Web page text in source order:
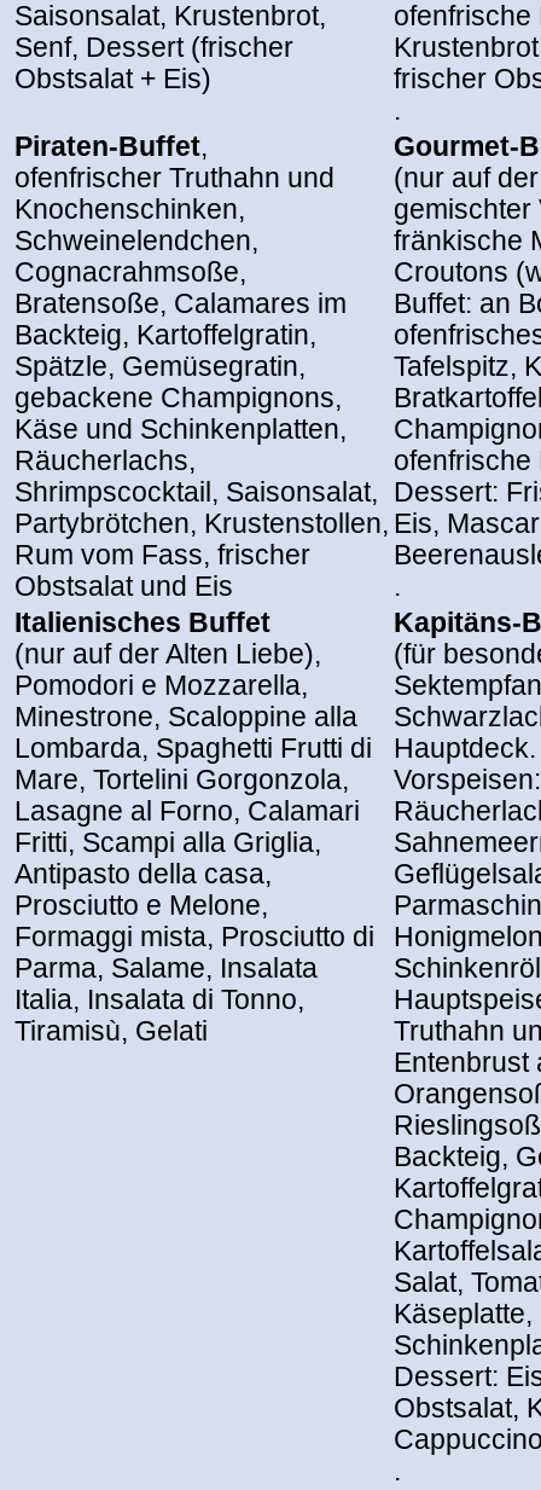
Saisonsalat, Krustenbrot,
Senf, Dessert (frischer
Obstsalat + Eis)
ofenfrische
frischer
.
Piraten-Buffet,
ofenfrischer Truthahn und
Knochenschinken,
Schweinelendchen,
Cognacrahmsoße,
Bratensoße, Calamares im
Backteig, Kartoffelgratin,
Spätzle, Gemüsegratin,
gebackene Champignons,
Käse und Schinkenplatten,
Räucherlachs,
Shrimpscocktail, Saisonsalat,
Partybrötchen, Krustenstollen,
Rum vom Fass, frischer
Obstsalat und Eis
Gourmet-
(nur auf
gemischter
fränkische
Croutons
Buffet: an
Tafelspitz,
ofenfrische
Dessert:
Eis,
.
Italienisches Buffet
(nur auf der Alten Liebe),
Pomodori e Mozzarella,
Minestrone, Scaloppine alla
Lombarda, Spaghetti Frutti di
Mare, Tortelini Gorgonzola,
Lasagne al Forno, Calamari
Fritti, Scampi alla Griglia,
Antipasto della casa,
Prosciutto e Melone,
Formaggi mista, Prosciutto di
Parma, Salame, Insalata
Italia, Insalata di Tonno,
Tiramisù, Gelati
Kapitäns-
(für
Hauptdeck.
Truthahn
Entenbrust
Backteig,
Salat,
Dessert:
Obstsalat,
.